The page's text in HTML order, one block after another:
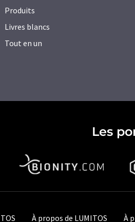
Produits
Livres blancs
Tout en un
Les
À propos de LUMITOS À